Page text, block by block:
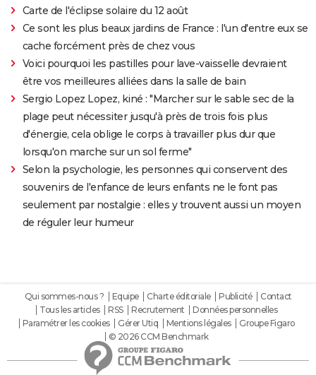
Carte de l'éclipse solaire du 12 août
Ce sont les plus beaux jardins de France : l'un d'entre eux se
cache forcément près de chez vous
Voici pourquoi les pastilles pour lave-vaisselle devraient
être vos meilleures alliées dans la salle de bain
Sergio Lopez Lopez, kiné : "Marcher sur le sable sec de la
plage peut nécessiter jusqu'à près de trois fois plus
d'énergie, cela oblige le corps à travailler plus dur que
lorsqu'on marche sur un sol ferme"
Selon la psychologie, les personnes qui conservent des
souvenirs de l'enfance de leurs enfants ne le font pas
seulement par nostalgie : elles y trouvent aussi un moyen
de réguler leur humeur
Qui sommes-nous ? Equipe Charte éditoriale Publicité
Contact
Tous les articles
RSS Recrutement
Données personnelles
Paramétrer les cookies
Gérer Utiq Mentions légales
Groupe Figaro
© 2026 CCM Benchmark